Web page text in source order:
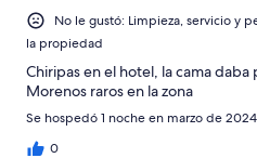
No le gustó: Limpieza, servicio y
la propiedad
Chiripas en el hotel, la cama
Morenos raros en la zona
Se hospedó 1 noche en marzo de 2024
0